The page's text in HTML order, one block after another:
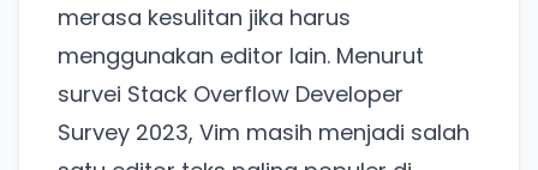
merasa kesulitan jika harus
menggunakan editor lain. Menurut
survei Stack Overflow Developer
Survey 2023, Vim masih menjadi salah